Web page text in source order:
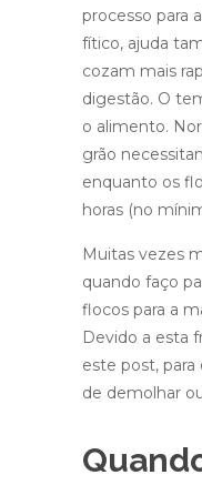
processo para
fítico, ajuda
cozam mais
digestão. O
o alimento.
grão
enquanto os
horas (no
Muitas vezes
quando faço
flocos para a
Devido a esta
este post,
de demolhar